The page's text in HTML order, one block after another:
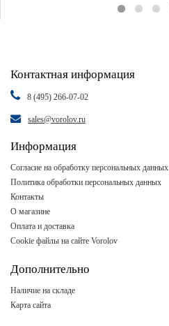
Контактная информация
8 (495) 266-07-02
sales@vorolov.ru
Информация
Согласие на обработку персональных данных
Политика обработки персональных данных
Контакты
О магазине
Оплата и доставка
Cookie файлы на сайте Vorolov
Дополнительно
Наличие на складе
Карта сайта